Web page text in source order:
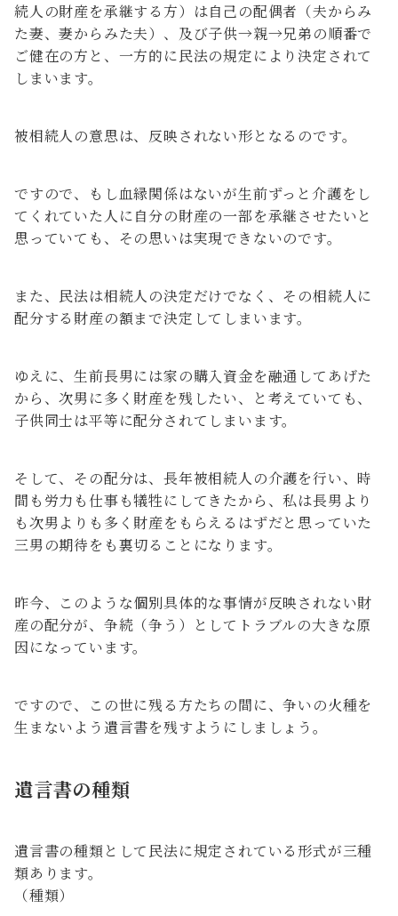
続人の財産を承継する方）は自己の配偶者（夫からみ
た妻、妻からみた夫）、及び子供→親→兄弟の順番で
ご健在の方と、一方的に民法の規定により決定されて
しまいます。
被相続人の意思は、反映されない形となるのです。
ですので、もし血縁関係はないが生前ずっと介護をし
てくれていた人に自分の財産の一部を承継させたいと
思っていても、その思いは実現できないのです。
また、民法は相続人の決定だけでなく、その相続人に
配分する財産の額まで決定してしまいます。
ゆえに、生前長男には家の購入資金を融通してあげた
から、次男に多く財産を残したい、と考えていても、
子供同士は平等に配分されてしまいます。
そして、その配分は、長年被相続人の介護を行い、時
間も労力も仕事も犠牲にしてきたから、私は長男より
も次男よりも多く財産をもらえるはずだと思っていた
三男の期待をも裏切ることになります。
昨今、このような個別具体的な事情が反映されない財
産の配分が、争続（争う）としてトラブルの大きな原
因になっています。
ですので、この世に残る方たちの間に、争いの火種を
生まないよう遺言書を残すようにしましょう。
遺言書の種類
遺言書の種類として民法に規定されている形式が三種
類あります。
（種類）